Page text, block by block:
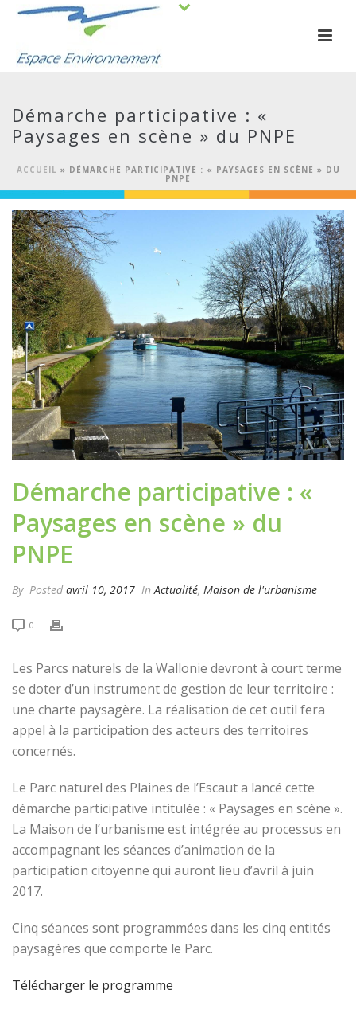
Démarche participative : «
Paysages en scène » du PNPE
ACCUEIL » DÉMARCHE PARTICIPATIVE : « PAYSAGES EN SCÈNE » DU
PNPE
Démarche participative : «
Paysages en scène » du
PNPE
By Posted avril 10, 2017 In Actualité, Maison de l'urbanisme
0
Les Parcs naturels de la Wallonie devront à court terme
se doter d’un instrument de gestion de leur territoire :
une charte paysagère. La réalisation de cet outil fera
appel à la participation des acteurs des territoires
concernés.
Le Parc naturel des Plaines de l’Escaut a lancé cette
démarche participative intitulée : « Paysages en scène ».
La Maison de l’urbanisme est intégrée au processus en
accompagnant les séances d’animation de la
participation citoyenne qui auront lieu d’avril à juin
2017.
Cinq séances sont programmées dans les cinq entités
paysagères que comporte le Parc.
Télécharger le programme